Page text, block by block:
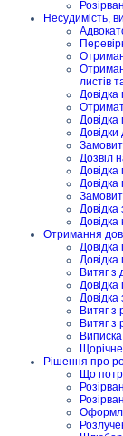
Несудимість,
листів
Довідка
Довідка
Дозвіл
Довідка
Довідка
Довідка
Довідка
Отримання
Довідка
Довідка
Витяг з
Довідка
Довідка
Витяг з
Витяг з
Рішення про
Що